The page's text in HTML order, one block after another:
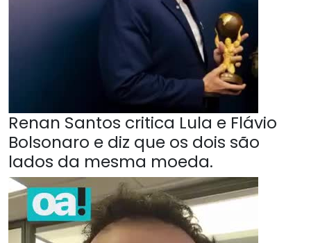
Renan Santos critica Lula e Flávio
Bolsonaro e diz que os dois são
lados da mesma moeda.